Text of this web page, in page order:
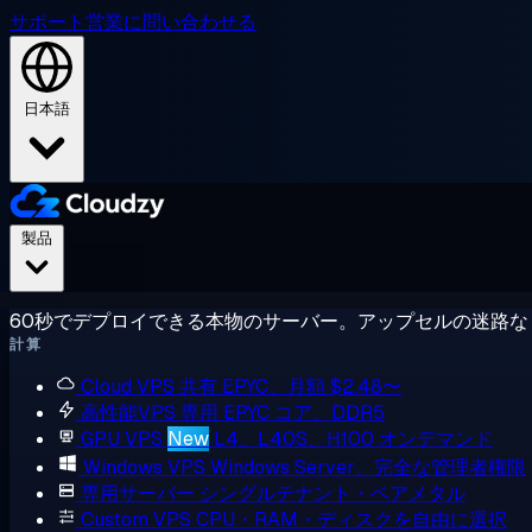
サポート営業に問い合わせる
日本語
60秒でデプロイできる本物のサーバー。アップセルの迷路
計算
Cloud VPS 共有 EPYC、月額 $2.48〜
高性能VPS 専用 EPYC コア、DDR5
GPU VPS New L4、L40S、H100 オンデマンド
Windows VPS Windows Server、完全な管理者権限
専用サーバー シングルテナント・ベアメタル
Custom VPS CPU・RAM・ディスクを自由に選択